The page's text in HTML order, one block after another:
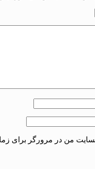
من در مرورگر برای